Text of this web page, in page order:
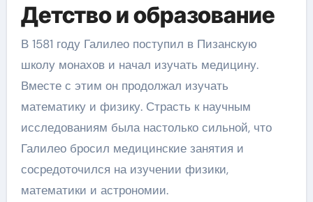
Детство и образование
В 1581 году Галилео поступил в Пизанскую
школу монахов и начал изучать медицину.
Вместе с этим он продолжал изучать
математику и физику. Страсть к научным
исследованиям была настолько сильной, что
Галилео бросил медицинские занятия и
сосредоточился на изучении физики,
математики и астрономии.